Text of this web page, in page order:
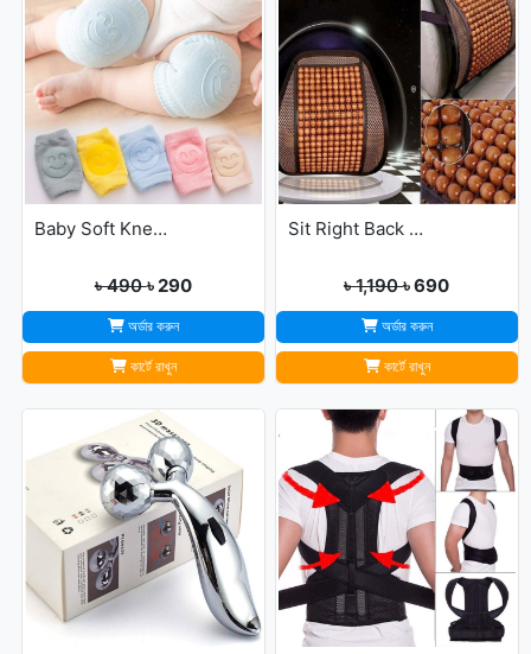
Baby Soft Knee Pads for Safety - Multicolor
৳ 490৳ 290
অর্ডার করুন
কার্টে রাখুন
Sit Right Back Support For Any Kind Of Chair High Quality
৳ 1,190৳ 690
অর্ডার করুন
কার্টে রাখুন